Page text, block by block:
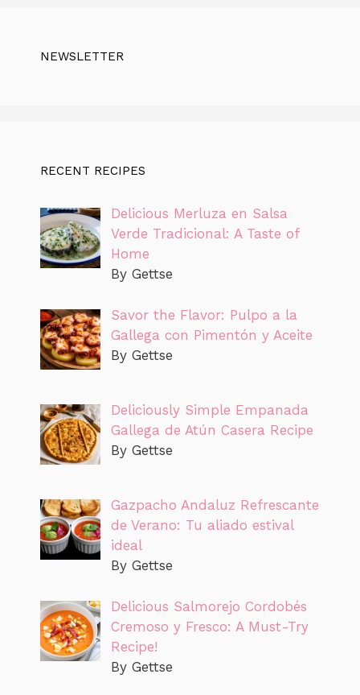
NEWSLETTER
RECENT RECIPES
Delicious Merluza en Salsa
Verde Tradicional: A Taste of
Home
By Gettse
Savor the Flavor: Pulpo a la
Gallega con Pimentón y Aceite
By Gettse
Deliciously Simple Empanada
Gallega de Atún Casera Recipe
By Gettse
Gazpacho Andaluz Refrescante
de Verano: Tu aliado estival
ideal
By Gettse
Delicious Salmorejo Cordobés
Cremoso y Fresco: A Must-Try
Recipe!
By Gettse